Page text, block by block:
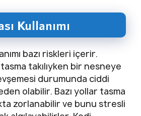
Kullanımı
bazı riskleri içerir.
takılıyken bir nesneye
durumunda ciddi
olabilir. Bazı yollar tasma
zorlanabilir ve bunu stresli